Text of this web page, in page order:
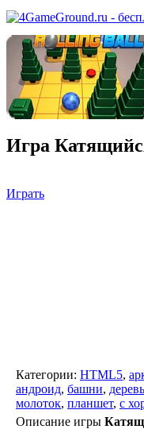
Игра
Играть
Категории: HTML5,
андроид, башни,
молоток, планшет, с
Описание игры